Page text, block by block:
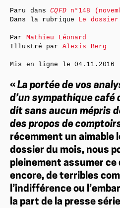
« La portée de vos
d’un sympathique café
dit sans aucun mépris
des propos de
récemment un aimable
dossier du mois, nous
pleinement assumer
encore, de terribles
l’indifférence ou
la part de la presse
Paru dansCQFDn°148
Dans la rubrique Le dossier
Par Mathieu Léonard
Illustré par Alexis Berg
Mis en ligne le04.11.2016